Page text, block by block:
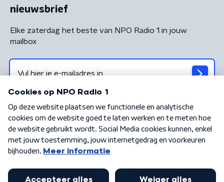
nieuwsbrief
Elke zaterdag het beste van NPO Radio 1 in jouw
mailbox
Algemene voorwaarden